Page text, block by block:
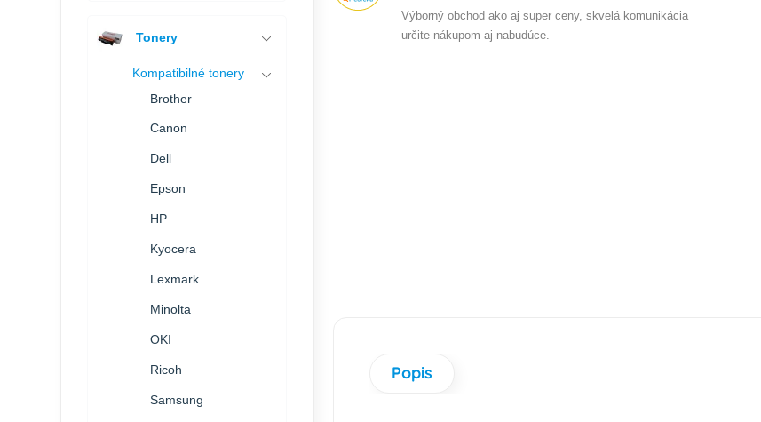
Výborný obchod ako aj super ceny, skvelá komunikácia
určite nákupom aj nabudúce.
Popis
Tonery
Kompatibilné tonery
Brother
Canon
Dell
Epson
HP
Kyocera
Lexmark
Minolta
OKI
Ricoh
Samsung